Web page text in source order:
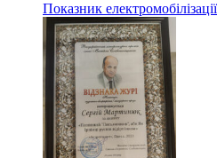
Показник